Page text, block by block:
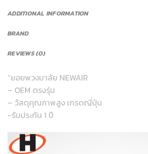
ADDITIONAL INFORMATION
BRAND
REVIEWS (0)
“ยอยพวงมาลัย NEWAIR
– OEM ตรงรุ่น
– วัสดุคุณภาพสูง เกรดญี่ปุ่น
-รับประกัน 1 ปี